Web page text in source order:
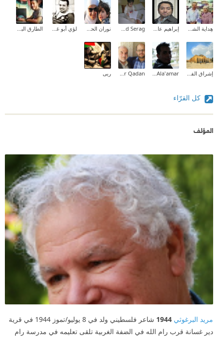
هِداية الشحروري إبراهيم عادل Mahmoud Serag نوران الحسون لؤي أبو غوش (Loai AbuGhoush) الطارق البدوي
إشراق الفطافطة (Ishraq Abdelrahman) Amer Ala'amar
Omar Qadan ربى
كل القرّاء
المؤلف
مريد البرغوثي 1944
شاعر فلسطيني ولد في 8 يوليو/تموز 1944 في قرية
دير غسانة قرب رام الله في الضفة الغربية تلقى تعليمه في مدرسة رام